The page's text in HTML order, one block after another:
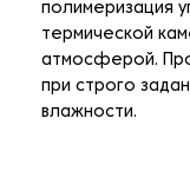
полимеризация
термической
атмосферой.
при строго
влажности.